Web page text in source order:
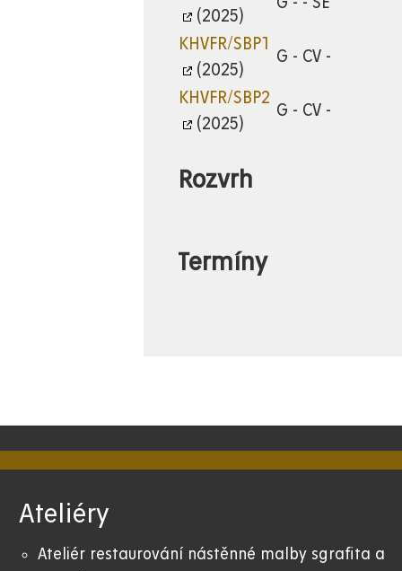
(2025)
KHVFR/SBP1
(2025)
G - CV -
KHVFR/SBP2
(2025)
G - CV -
Rozvrh
Termíny
Ateliéry
Ateliér restaurování nástěnné malby sgrafita a